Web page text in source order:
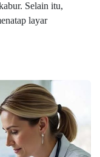
Selain itu,
layar